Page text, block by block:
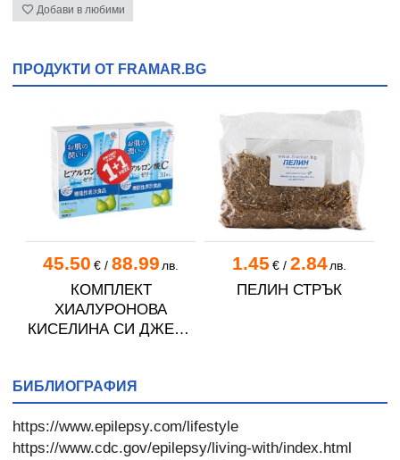
Добави в любими
ПРОДУКТИ ОТ FRAMAR.BG
45.50 €/ 88.99 лв.
КОМПЛЕКТ
ХИАЛУРОНОВА
КИСЕЛИНА СИ ДЖЕЛИ
1.45 €/ 2.84 лв.
ПЕЛИН СТРЪК
БИБЛИОГРАФИЯ
https://www.epilepsy.com/lifestyle
https://www.cdc.gov/epilepsy/living-with/index.html